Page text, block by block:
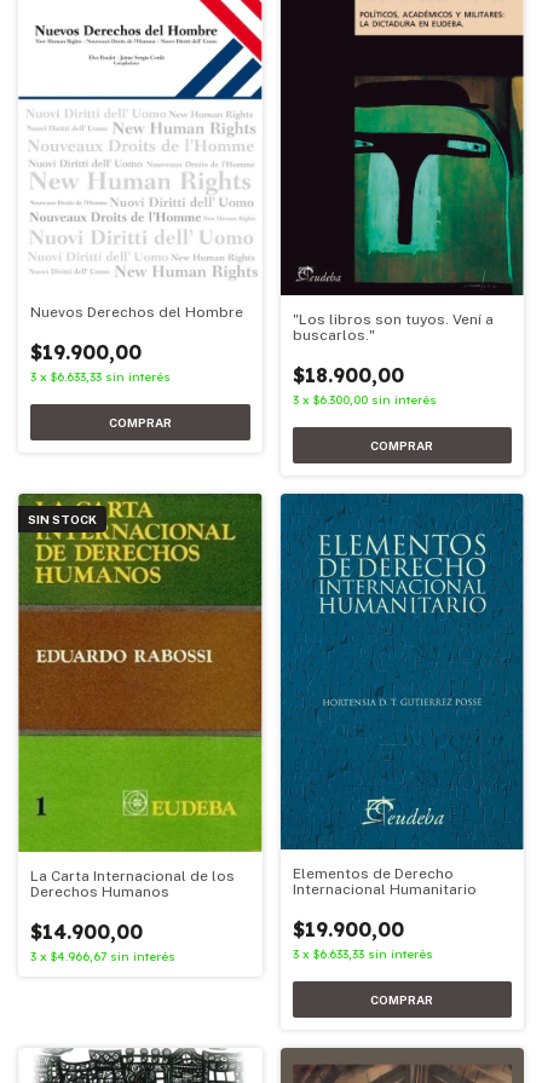
Nuevos Derechos del Hombre
$19.900,00
3 x $6.633,33 sin interés
"Los libros son tuyos. Vení a
buscarlos."
$18.900,00
3 x $6.300,00 sin interés
SIN STOCK
La Carta Internacional de los
Derechos Humanos
$14.900,00
3 x $4.966,67 sin interés
Elementos de Derecho
Internacional Humanitario
$19.900,00
3 x $6.633,33 sin interés